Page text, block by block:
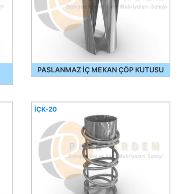
PASLANMAZ İÇ MEKAN ÇÖP KUTUSU
İÇK-20